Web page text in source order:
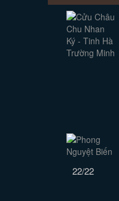
22/22